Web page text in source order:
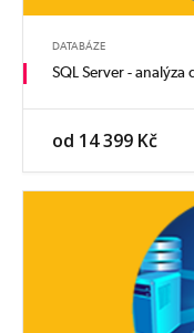
DATABÁZE
SQL Server -
od 14 399 Kč